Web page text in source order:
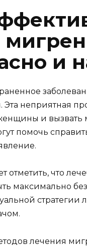
и
Эта неприятная
и вызвать
помочь
отметить, что
максимально
стратегии
лечения